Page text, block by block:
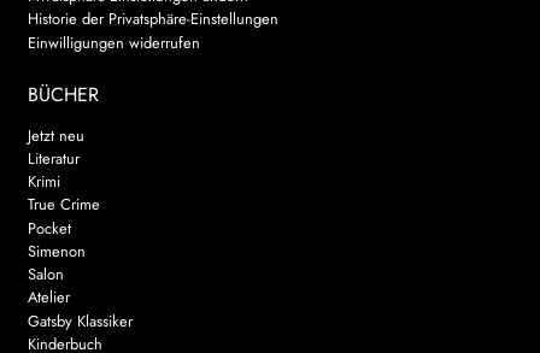
Historie der Privatsphäre-Einstellungen
Einwilligungen widerrufen
BÜCHER
Jetzt neu
Literatur
Krimi
True Crime
Pocket
Simenon
Salon
Atelier
Gatsby Klassiker
Kinderbuch